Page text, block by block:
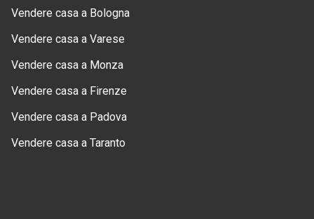
Vendere casa a Bologna
Vendere casa a Varese
Vendere casa a Monza
Vendere casa a Firenze
Vendere casa a Padova
Vendere casa a Taranto